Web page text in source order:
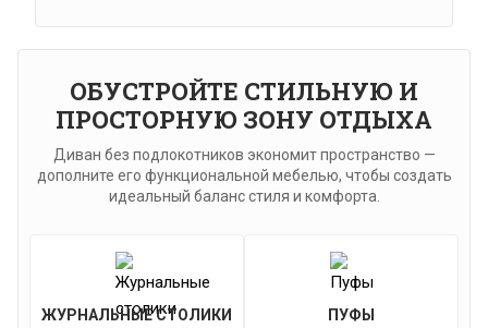
ОБУСТРОЙТЕ СТИЛЬНУЮ И
ПРОСТОРНУЮ ЗОНУ ОТДЫХА
Диван без подлокотников экономит пространство —
дополните его функциональной мебелью, чтобы создать
идеальный баланс стиля и комфорта.
ЖУРНАЛЬНЫЕ СТОЛИКИ ПУФЫ